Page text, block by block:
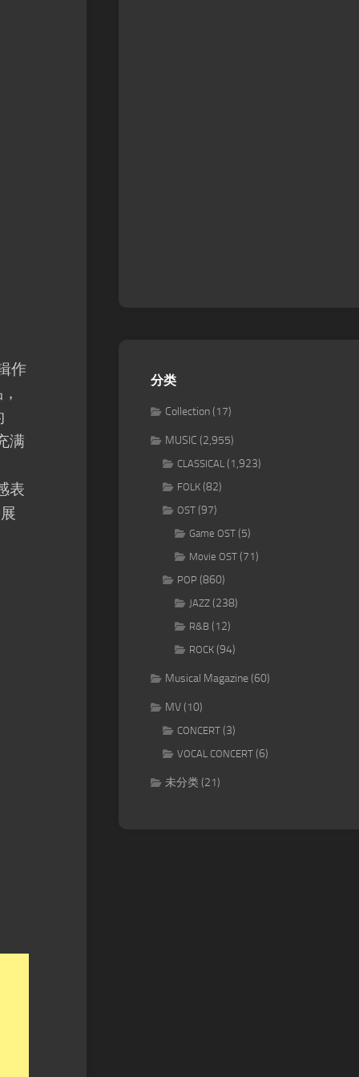
作
满
表
分类
Collection(17)
MUSIC (2,955)
CLASSICAL (1,923)
FOLK (82)
OST (97)
Game OST (5)
Movie OST (71)
POP (860)
JAZZ (238)
R&B (12)
ROCK (94)
Musical Magazine(60)
MV(10)
CONCERT (3)
VOCAL CONCERT (6)
未分类(21)